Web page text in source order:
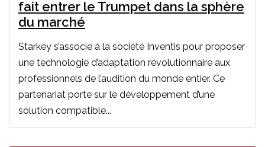
fait entrer le Trumpet dans la sphère
du marché
Starkey s’associe à la société Inventis pour proposer
une technologie d’adaptation révolutionnaire aux
professionnels de l’audition du monde entier. Ce
partenariat porte sur le développement d’une
solution compatible...